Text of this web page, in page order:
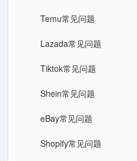
Temu常见问题
Lazada常见问题
Tiktok常见问题
Shein常见问题
eBay常见问题
Shopify常见问题